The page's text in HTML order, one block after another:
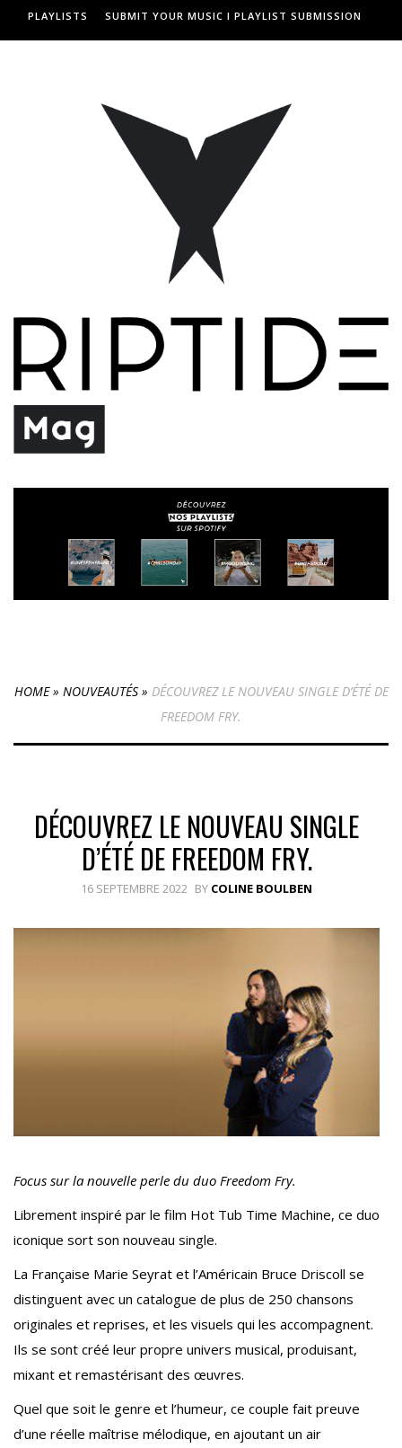
PLAYLISTS SUBMIT YOUR MUSIC I PLAYLIST SUBMISSION
HOME» NOUVEAUTÉS» DÉCOUVREZ LE NOUVEAU SINGLE D’ÉTÉ DE
FREEDOM FRY.
DÉCOUVREZ LE NOUVEAU SINGLE
D’ÉTÉ DE FREEDOM FRY.
16 SEPTEMBRE 2022 BY COLINE BOULBEN
Focus sur la nouvelle perle du duo Freedom Fry.
Librement inspiré par le film Hot Tub Time Machine, ce duo
iconique sort son nouveau single.
La Française Marie Seyrat et l’Américain Bruce Driscoll se
distinguent avec un catalogue de plus de 250 chansons
originales et reprises, et les visuels qui les accompagnent.
Ils se sont créé leur propre univers musical, produisant,
mixant et remastérisant des œuvres.
Quel que soit le genre et l’humeur, ce couple fait preuve
d’une réelle maîtrise mélodique, en ajoutant un air